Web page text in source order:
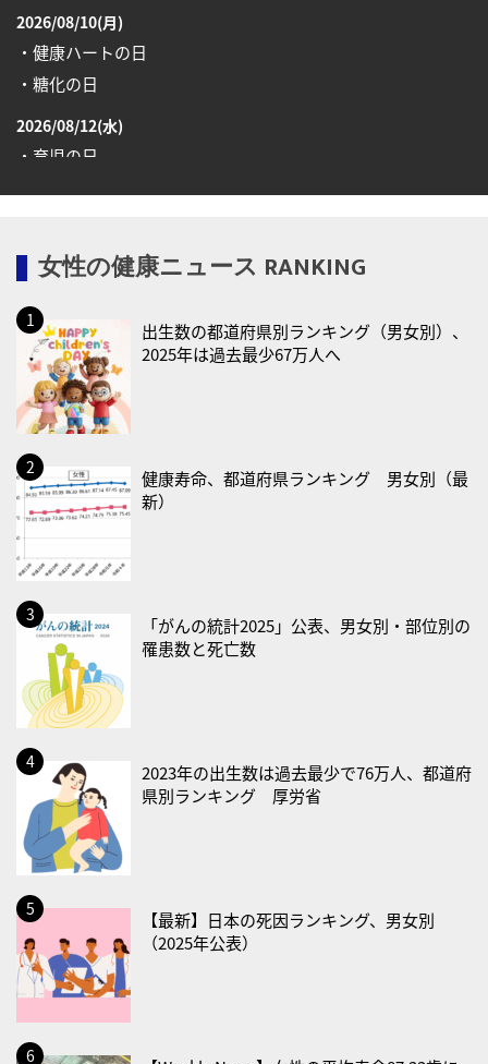
2026/08/10(月)
・健康ハートの日
・糖化の日
2026/08/12(水)
・育児の日
2026/08/13(木)
2026/08/17(月)
2026/08/18(火)
・防犯の日
2026/08/19(水)
・食育の日
2026/08/21(金)
・治療アプリの日
・献血の日
2026/08/22(土)
・禁煙の日
2026/08/23(日)
・不眠の日
・乳酸菌の日
2026/08/25(火)
・いたわり肌の日
2026/08/26(水)
・風呂の日
2026/08/29(土)
・筋肉強化の日
・ＥＰＡの日
女性の健康ニュース RANKING
出生数の都道府県別ランキング（男女別）、
2025年は過去最少67万人へ
健康寿命、都道府県ランキング 男女別（最
新）
「がんの統計2025」公表、男女別・部位別の
罹患数と死亡数
2023年の出生数は過去最少で76万人、都道府
県別ランキング 厚労省
【最新】日本の死因ランキング、男女別
（2025年公表）